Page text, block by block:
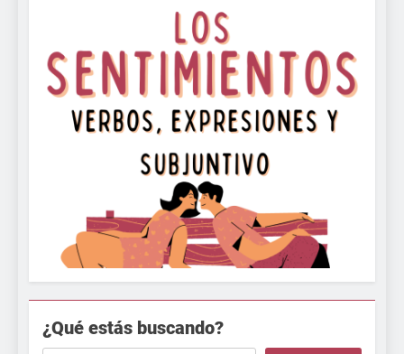
¿Qué estás buscando?